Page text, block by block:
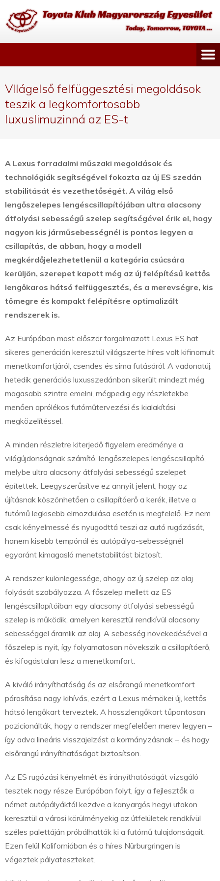
VIlágelső felfüggesztési megoldások
teszik a legkomfortosabb
luxuslimuzinná az ES-t
A Lexus forradalmi műszaki megoldások és
technológiák segítségével fokozta az új ES szedán
stabilitását és vezethetőségét. A világ első
lengőszelepes lengéscsillapítójában ultra alacsony
átfolyási sebességű szelep segítségével érik el, hogy
nagyon kis járműsebességnél is pontos legyen a
csillapítás, de abban, hogy a modell
megkérdőjelezhetetlenül a kategória csúcsára
kerüljön, szerepet kapott még az új felépítésű kettős
lengőkaros hátsó felfüggesztés, és a merevségre, kis
tömegre és kompakt felépítésre optimalizált
rendszerek is.
Az Európában most először forgalmazott Lexus ES hat
sikeres generáción keresztül világszerte híres volt kifinomult
menetkomfortjáról, csendes és sima futásáról. A vadonatúj,
hetedik generációs luxusszedánban sikerült mindezt még
magasabb szintre emelni, mégpedig egy részletekbe
menően aprólékos futóműtervezési és kialakítási
megközelítéssel.
A minden részletre kiterjedő figyelem eredménye a
világújdonságnak számító, lengőszelepes lengéscsillapító,
melybe ultra alacsony átfolyási sebességű szelepet
építettek. Leegyszerűsítve ez annyit jelent, hogy az
újításnak köszönhetően a csillapítóerő a kerék, illetve a
futómű legkisebb elmozdulása esetén is megfelelő. Ez nem
csak kényelmessé és nyugodttá teszi az autó rugózását,
hanem kisebb tempónál és autópálya-sebességnél
egyaránt kimagasló menetstabilitást biztosít.
A rendszer különlegessége, ahogy az új szelep az olaj
folyását szabályozza. A főszelep mellett az ES
lengéscsillapítóiban egy alacsony átfolyási sebességű
szelep is működik, amelyen keresztül rendkívül alacsony
sebességgel áramlik az olaj. A sebesség növekedésével a
főszelep is nyit, így folyamatosan növekszik a csillapítóerő,
és kifogástalan lesz a menetkomfort.
A kiváló irányíthatóság és az elsőrangú menetkomfort
párosítása nagy kihívás, ezért a Lexus mérnökei új, kettős
hátsó lengőkart terveztek. A hosszlengőkart tűpontosan
pozicionálták, hogy a rendszer megfelelően merev legyen –
így adva lineáris visszajelzést a kormányzásnak –, és hogy
elsőrangú irányíthatóságot biztosítson.
Az ES rugózási kényelmét és irányíthatóságát vizsgáló
tesztek nagy része Európában folyt, így a fejlesztők a
német autópályáktól kezdve a kanyargós hegyi utakon
keresztül a városi körülményekig az útfelületek rendkívül
széles palettáján próbálhatták ki a futómű tulajdonságait.
Ezen felül Kaliforniában és a híres Nürburgringen is
végeztek pályateszteket.